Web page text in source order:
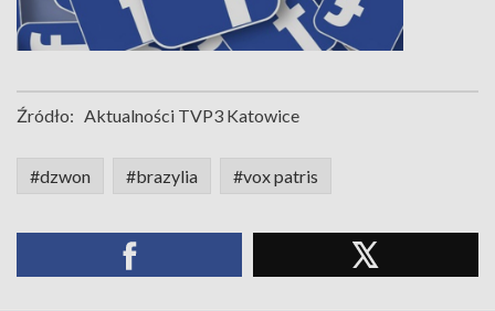
Źródło: Aktualności TVP3 Katowice
#dzwon #brazylia #vox patris